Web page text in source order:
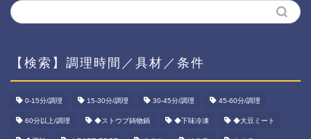
【検索】調理時間／具材／条件
0-15分/調理 15-30分/調理 30-45分/調理 45-60分/調理
60分以上/調理 ◆ストウブ鋳物鍋 ◆下味冷凍 ◆大豆ミート
ホーム
資産運用